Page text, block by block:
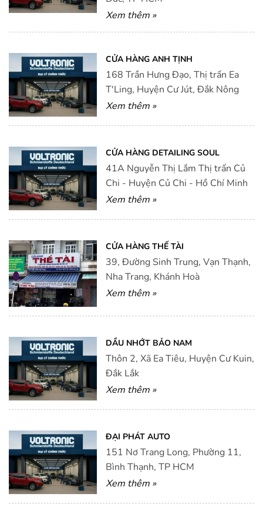
Xem thêm »
CỬA HÀNG ANH TỊNH
168 Trần Hưng Đạo, Thị trấn Ea
T'Ling, Huyện Cư Jút, Đắk Nông
Xem thêm »
CỬA HÀNG DETAILING SOUL
41A Nguyễn Thị Lắm Thị trấn Củ
Chi - Huyện Củ Chi - Hồ Chí Minh
Xem thêm »
CỬA HÀNG THẾ TÀI
39, Đường Sinh Trung, Vạn Thạnh,
Nha Trang, Khánh Hoà
Xem thêm »
DẦU NHỚT BẢO NAM
Thôn 2, Xã Ea Tiêu, Huyện Cư Kuin,
Đắk Lắk
Xem thêm »
ĐẠI PHÁT AUTO
151 Nơ Trang Long, Phường 11,
Bình Thạnh, TP HCM
Xem thêm »